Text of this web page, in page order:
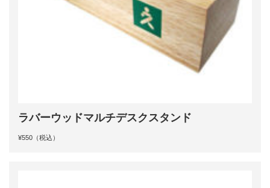
ラバーウッドマルチデスクスタンド
¥550（税込）